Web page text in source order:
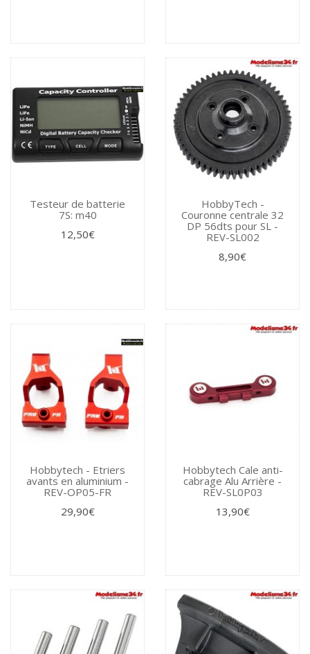
Testeur de batterie
7S: m40
12,50€
HobbyTech -
Couronne centrale 32
DP 56dts pour SL -
REV-SL002
8,90€
Hobbytech - Etriers
avants en aluminium -
REV-OP05-FR
29,90€
Hobbytech Cale anti-
cabrage Alu Arrière -
REV-SL0P03
13,90€